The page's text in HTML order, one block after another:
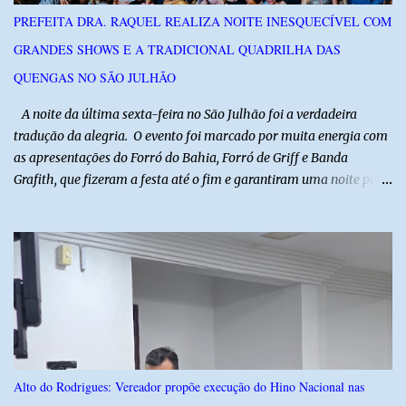
do Rio Grande do Norte e da Polícia Militar do Ceará, reforçando a
atuação integrada entre as forças de segurança e intensificando o
combate à criminalidade nas áreas de fronteira interestadual. As
ações também contemplam os...
PREFEITA DRA. RAQUEL REALIZA NOITE INESQUECÍVEL COM
GRANDES SHOWS E A TRADICIONAL QUADRILHA DAS
QUENGAS NO SÃO JULHÃO
​ A noite da última sexta-feira no São Julhão foi a verdadeira
tradução da alegria. O evento foi marcado por muita energia com
as apresentações do Forró do Bahia, Forró de Griff e Banda
Grafith, que fizeram a festa até o fim e garantiram uma noite para
tradicional Quadrilha das Quengas tomou conta das ruas do Alto
com muita criatividade, alegria e irreverência, levando o público a
acompanhar cada passo desse grande cortejo que já faz parte da
identidade da festa. Entre risos, tradição e muita animação, a
Quadrilha das Quengas mostrou mais uma vez que cultura
popular também é feita de diversão e de um povo que sabe
celebrar suas raízes. ​O sucesso desta edição reforça o compromisso
da administração da Prefeita Dra. Raquel com o resgate e a
Alto do Rodrigues: Vereador propõe execução do Hino Nacional nas